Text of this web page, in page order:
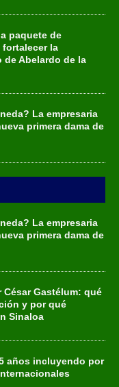
paquete de
fortalecer la
de Abelardo de la
La empresaria
primera dama de
La empresaria
primera dama de
Gastélum: qué
y por qué
Sinaloa
años incluyendo por